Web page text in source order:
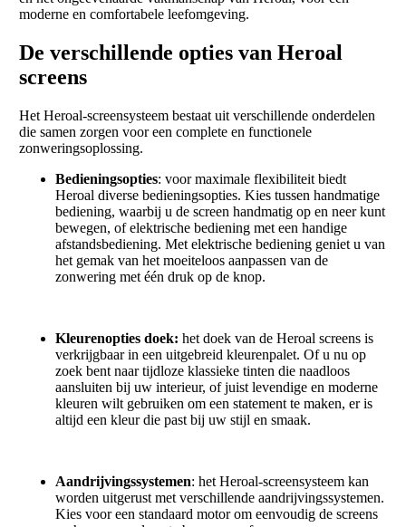
moderne en comfortabele leefomgeving.
De verschillende opties van Heroal
screens
Het Heroal-screensysteem bestaat uit verschillende onderdelen
die samen zorgen voor een complete en functionele
zonweringsoplossing.
Bedieningsopties: voor maximale flexibiliteit biedt
Heroal diverse bedieningsopties. Kies tussen handmatige
bediening, waarbij u de screen handmatig op en neer kunt
bewegen, of elektrische bediening met een handige
afstandsbediening. Met elektrische bediening geniet u van
het gemak van het moeiteloos aanpassen van de
zonwering met één druk op de knop.
Kleurenopties doek: het doek van de Heroal screens is
verkrijgbaar in een uitgebreid kleurenpalet. Of u nu op
zoek bent naar tijdloze klassieke tinten die naadloos
aansluiten bij uw interieur, of juist levendige en moderne
kleuren wilt gebruiken om een statement te maken, er is
altijd een kleur die past bij uw stijl en smaak.
Aandrijvingssystemen: het Heroal-screensysteem kan
worden uitgerust met verschillende aandrijvingssystemen.
Kies voor een standaard motor om eenvoudig de screens